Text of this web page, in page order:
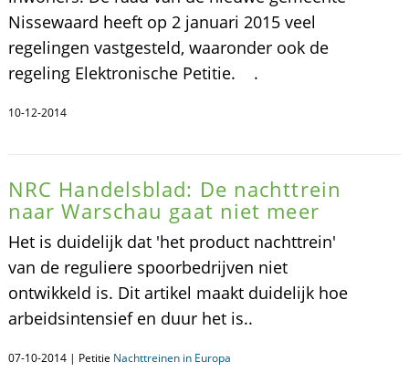
Nissewaard heeft op 2 januari 2015 veel
regelingen vastgesteld, waaronder ook de
regeling Elektronische Petitie. .
10-12-2014
NRC Handelsblad: De nachttrein
naar Warschau gaat niet meer
Het is duidelijk dat 'het product nachttrein'
van de reguliere spoorbedrijven niet
ontwikkeld is. Dit artikel maakt duidelijk hoe
arbeidsintensief en duur het is..
07-10-2014 | Petitie Nachttreinen in Europa